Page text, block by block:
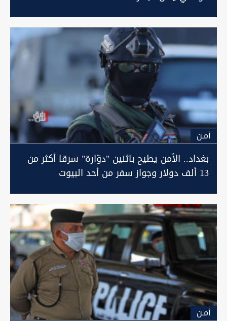
أمـن
بغداد.. الأمن يطيح باثنين "دوّارة" سرقا أكثر من
13 ألف دولار وجواز سفر من أحد البيوت
أمـن